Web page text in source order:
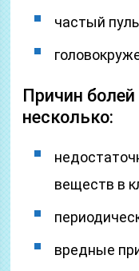
частый
Причин
несколько:
веществ в
вредные